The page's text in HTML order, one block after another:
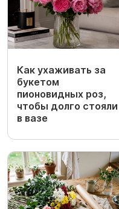
Как ухаживать за
букетом
пионовидных роз,
чтобы долго стояли
в вазе